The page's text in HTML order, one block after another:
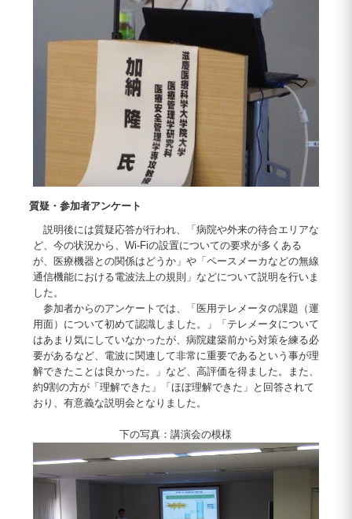
質疑・参加者アンケート
説明後には質疑応答が行われ、「病院や外来の待合エリアな
ど、今の状況から、Wi-Fiの設置についての要求が多くある
が、医療機器との関係はどうか」や「ペースメーカなどの無線
通信機能における電波法上の規則」などについて説明を行いま
した。
参加者からのアンケートでは、「医用テレメータの課題（運
用面）について初めて認識しました。」「テレメータについて
はあまり気にしていなかったが、病院建築前から対策を練る必
要があるなど、電波に関連して非常に重要であるという事が理
解できたことは良かった。」など、高評価を得ました。また、
約9割の方が「理解できた」「ほぼ理解できた」と回答されて
おり、有意義な説明会となりました。
下の写真：講演会の模様